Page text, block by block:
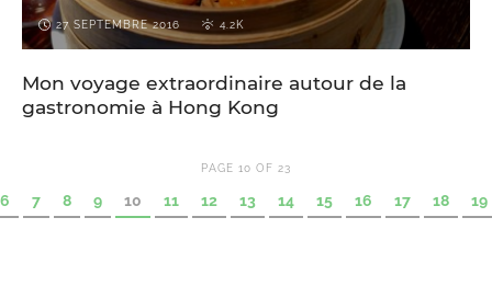
27 SEPTEMBRE 2016 4.2K
Mon voyage extraordinaire autour de la
gastronomie à Hong Kong
PAGE 10 OF 23
6 7 8 9 10 11 12 13 14 15 16 17 18 19